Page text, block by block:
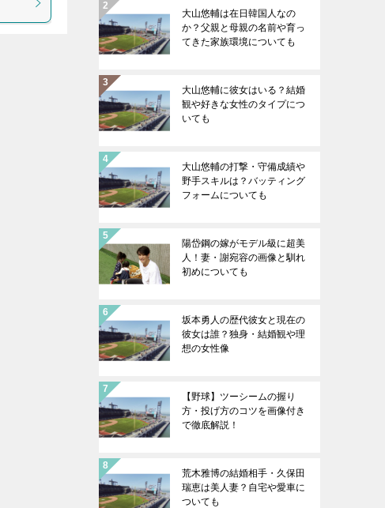
大山悠輔は在日韓国人なの
か？父親と母親の名前や育っ
てきた家族環境についても
大山悠輔に彼女はいる？結婚
観や好きな女性のタイプにつ
いても
大山悠輔の打撃・守備成績や
野手スキルは？バッティング
フォームについても
陽岱鋼の嫁がモデル級に超美
人！妻・謝宛容の画像と馴れ
初めについても
坂本勇人の歴代彼女と現在の
彼女は誰？独身・結婚観や理
想の女性像
【野球】ツーシームの握り
方・投げ方のコツを画像付き
で徹底解説！
荒木雅博の結婚相手・久保田
瑞恵は美人妻？自宅や愛車に
ついても